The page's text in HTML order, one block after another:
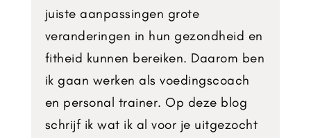
juiste aanpassingen grote
veranderingen in hun gezondheid en
fitheid kunnen bereiken. Daarom ben
ik gaan werken als voedingscoach
en personal trainer. Op deze blog
schrijf ik wat ik al voor je uitgezocht